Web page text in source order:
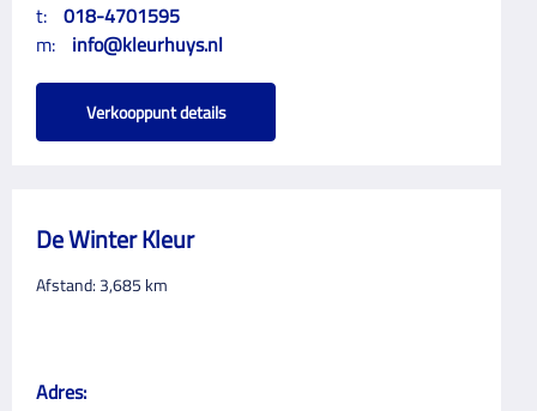
t: 018-4701595
m:
info@kleurhuys.nl
Verkooppunt details
De Winter Kleur
Afstand: 3,685 km
Adres: